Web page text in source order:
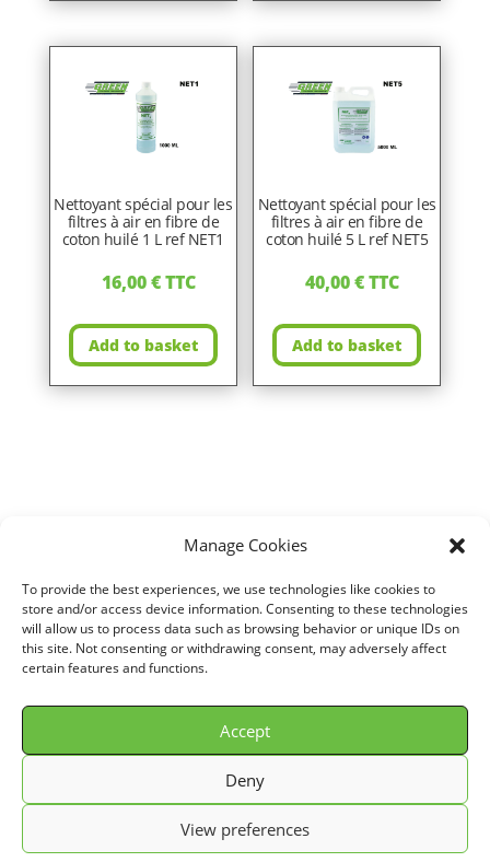
Manage Cookies
To provide the best experiences, we use technologies like cookies to
store and/or access device information. Consenting to these technologies
will allow us to process data such as browsing behavior or unique IDs on
this site. Not consenting or withdrawing consent, may adversely affect
certain features and functions.
Accept
Deny
View preferences
Nettoyant spécial pour les
filtres à air en fibre de
coton huilé 1 L ref NET1
16,00€TTC
Add to basket
Nettoyant spécial pour les
filtres à air en fibre de
coton huilé 5 L ref NET5
40,00€TTC
Add to basket
Home VOITURE LAND ROVER DISCOVERY (MKII)
2,5L TD5 (138
cv)/ Direct air intake kit for LAND ROVER DISCOVERY (MKII) 2,5L
TD5 (138 cv) years 99> ref. P457
© GREEN FILTER 2026. Tous droits réservés.
Conditions Générale de Vente (C.G.V.)